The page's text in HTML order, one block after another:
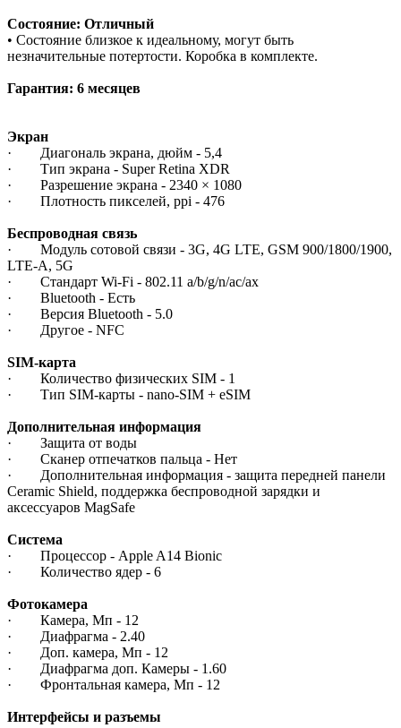
Состояние: Отличный
• Состояние близкое к идеальному, могут быть
незначительные потертости. Коробка в комплекте.
Гарантия: 6 месяцев
Экран
· Диагональ экрана, дюйм - 5,4
· Тип экрана - Super Retina XDR
· Разрешение экрана - 2340 × 1080
· Плотность пикселей, ppi - 476
Беспроводная связь
· Модуль сотовой связи - 3G, 4G LTE, GSM 900/1800/1900,
LTE-A, 5G
· Стандарт Wi-Fi - 802.11 a/b/g/n/ac/ax
· Bluetooth - Есть
· Версия Bluetooth - 5.0
· Другое - NFC
SIM-карта
· Количество физических SIM - 1
· Тип SIM-карты - nano-SIM + eSIM
Дополнительная информация
· Защита от воды
· Сканер отпечатков пальца - Нет
· Дополнительная информация - защита передней панели
Ceramic Shield, поддержка беспроводной зарядки и
аксессуаров MagSafe
Система
· Процессор - Apple A14 Bionic
· Количество ядер - 6
Фотокамера
· Камера, Мп - 12
· Диафрагма - 2.40
· Доп. камера, Мп - 12
· Диафрагма доп. Камеры - 1.60
· Фронтальная камера, Мп - 12
Интерфейсы и разъемы